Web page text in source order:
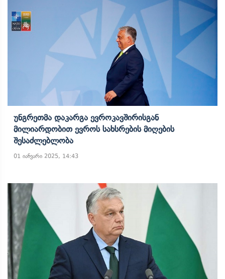
Უნგრეთმა Დაკარგა Ევროკავშირისგან
Მილიარდობით Ევროს Სახსრების Მიღების
Შესაძლებლობა
01 იანვარი 2025, 14:43